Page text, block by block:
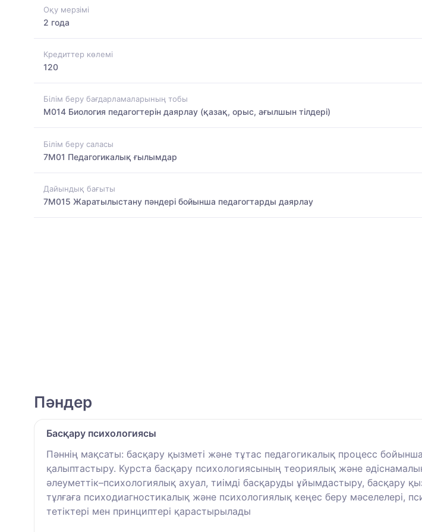
Оқу мерзімі
2 года
Кредиттер көлемі
120
Білім беру бағдарламаларының тобы
M014 Биология педагогтерін даярлау (қазақ, орыс, ағылшын тілдері)
Білім беру саласы
7M01 Педагогикалық ғылымдар
Дайындық бағыты
7M015 Жаратылыстану пәндері бойынша педагогтарды даярлау
Пәндер
Басқару психологиясы
Пәннің мақсаты: басқару қызметі және тұтас педагогикалық процесс
қалыптастыру. Курста басқару психологиясының теориялық және
әлеуметтік–психологиялық ахуал, тиімді басқаруды ұйымдастыру, басқару
тұлғаға психодиагностикалық және психологиялық кеңес беру мәселелері,
тетіктері мен принциптері қарастырылады